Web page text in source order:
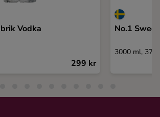
Vodka
299 kr
No.1
3000 ml,